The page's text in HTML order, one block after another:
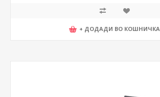
+ ДОДАДИ ВО КОШНИЧКА